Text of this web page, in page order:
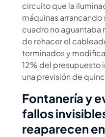
circuito que la
máquinas
cuadro no aguantaba
de rehacer el
terminados y
12% del presupuesto
una previsión de
Fontanería y
fallos
reaparecen